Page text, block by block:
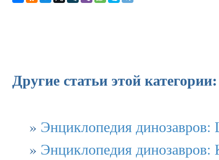
Другие статьи этой категории:
» Энциклопедия динозавров:
» Энциклопедия динозавров: